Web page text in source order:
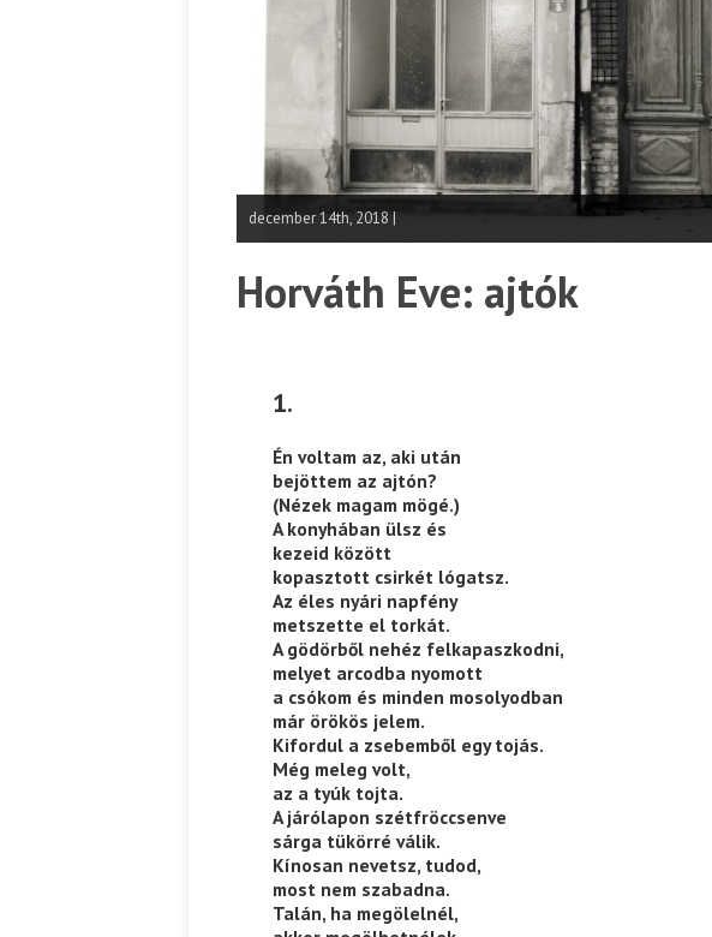
december 14th, 2018 |
Horváth Eve: ajtók
1.
Én voltam az, aki után
bejöttem az ajtón?
(Nézek magam mögé.)
A konyhában ülsz és
kezeid között
kopasztott csirkét lógatsz.
Az éles nyári napfény
metszette el torkát.
A gödörből nehéz felkapaszkodni,
melyet arcodba nyomott
a csókom és minden mosolyodban
már örökös jelem.
Kifordul a zsebemből egy tojás.
Még meleg volt,
az a tyúk tojta.
A járólapon szétfröccsenve
sárga tükörré válik.
Kínosan nevetsz, tudod,
most nem szabadna.
Talán, ha megölelnél,